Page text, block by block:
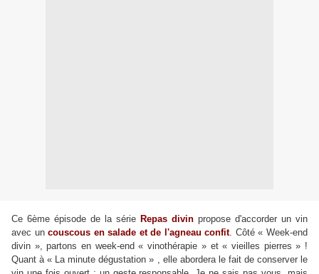
Ce 6ème épisode de la série Repas divin propose d'accorder un vin
avec uncouscous en salade et de l'agneau confit. Côté « Week-end
divin », partons en week-end « vinothérapie » et « vieilles pierres » !
Quant à « La minute dégustation » , elle abordera le fait de conserver le